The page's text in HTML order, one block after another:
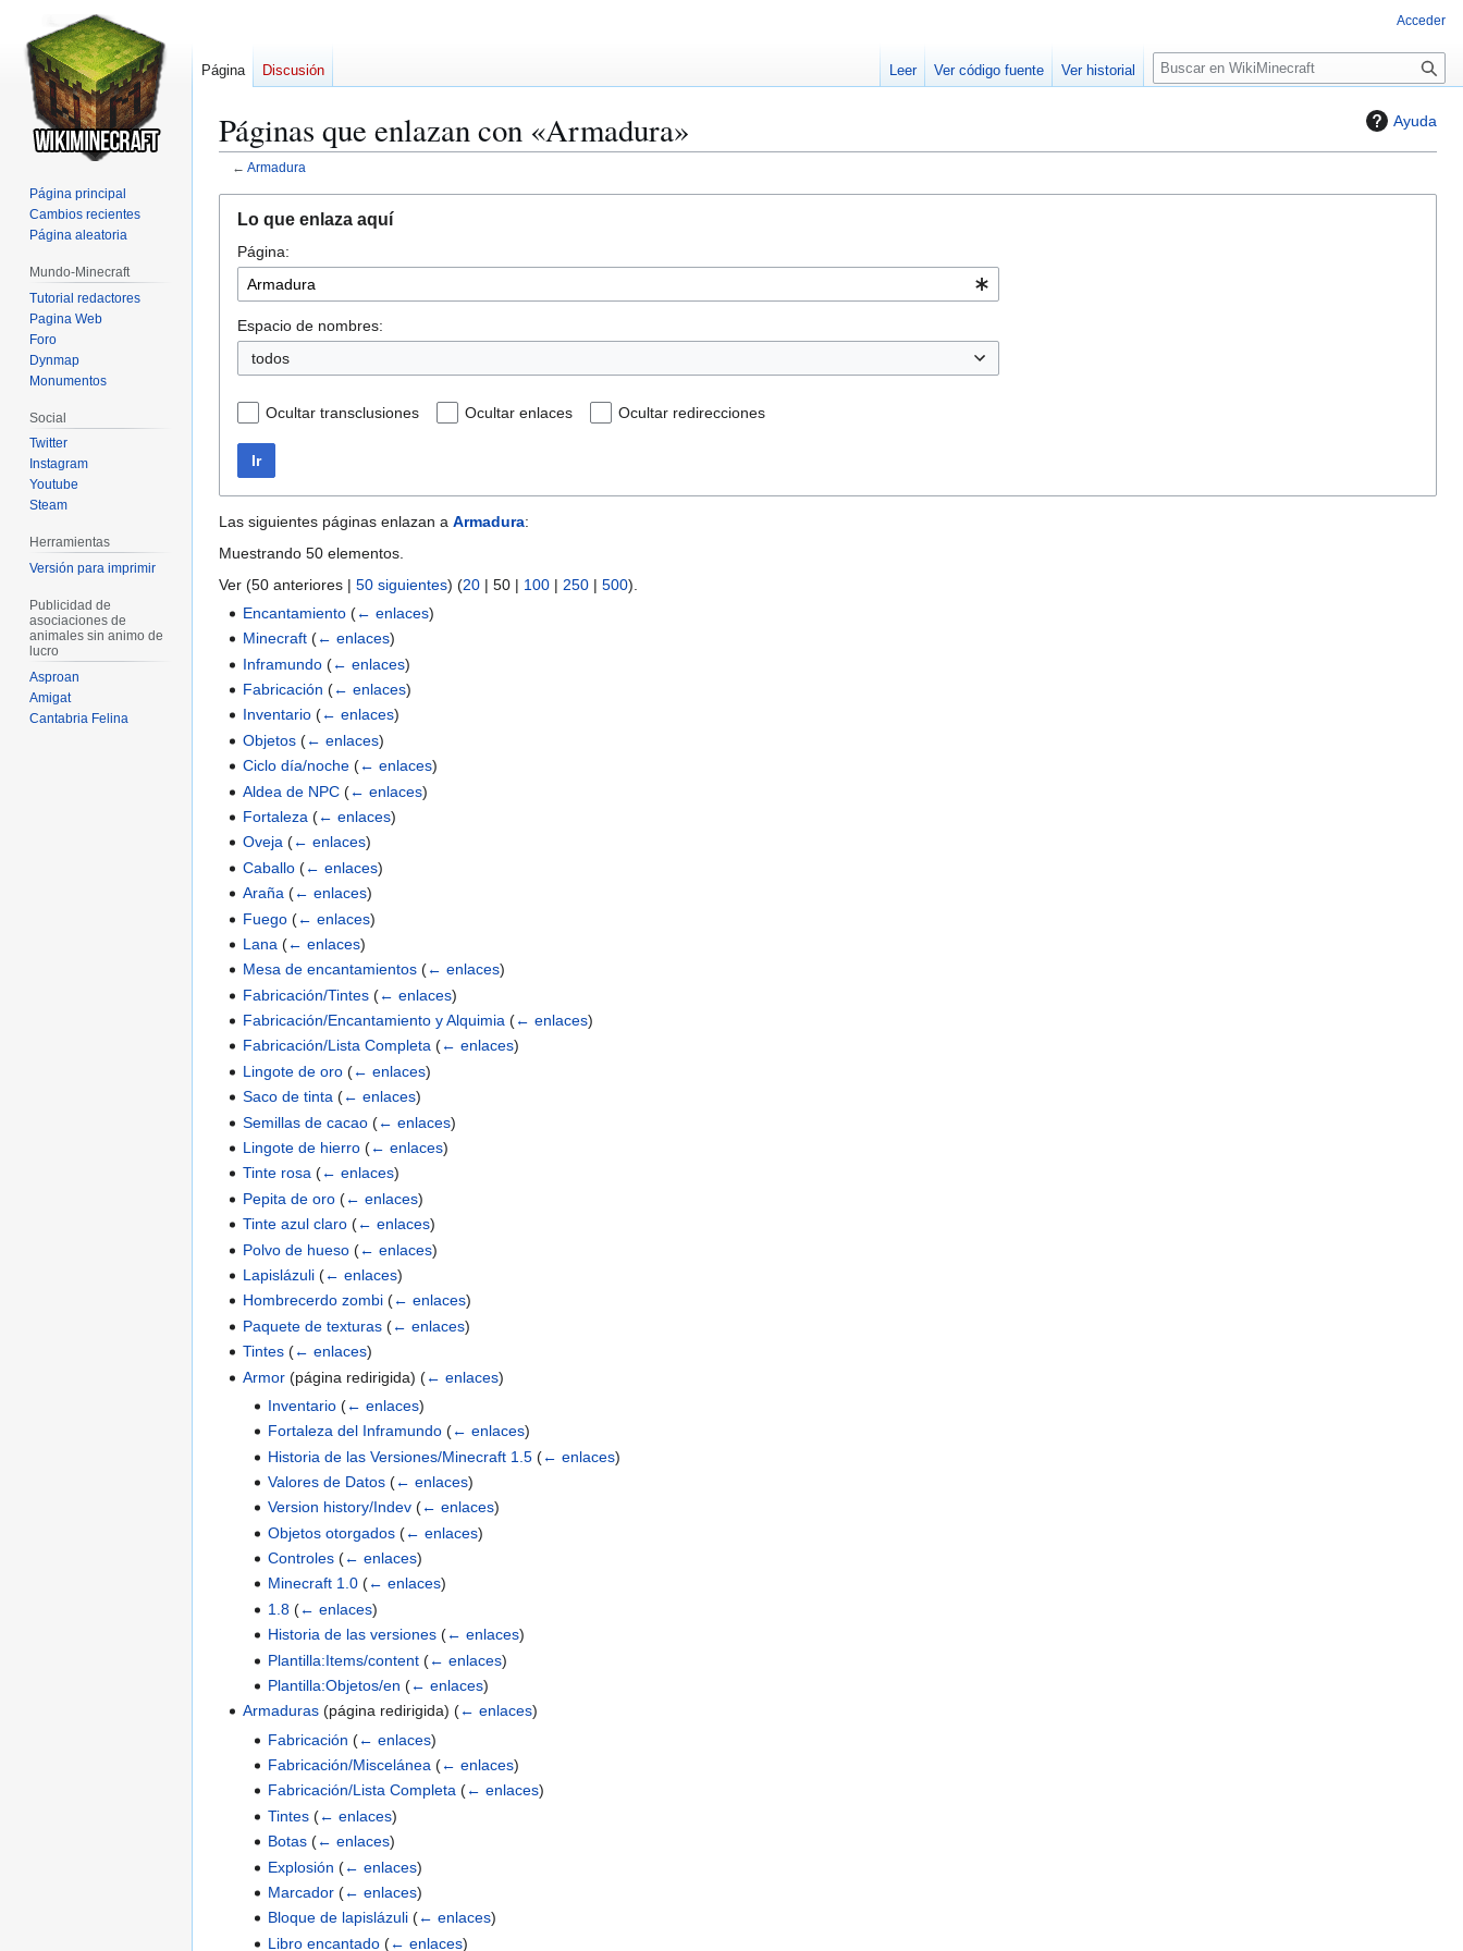
Ayuda
Páginas que enlazan con «Armadura»
← Armadura
navegación
búsqueda
Lo que enlaza aquí
Página:
Espacio de nombres:
todos
Ocultar transclusiones Ocultar enlaces Ocultar redirecciones
Ir
Las siguientes páginas enlazan a Armadura:
Muestrando 50 elementos.
Ver (50 anteriores | 50 siguientes) (20 | 50 | 100 | 250 | 500).
Encantamiento (← enlaces)
Minecraft (← enlaces)
Inframundo (← enlaces)
Fabricación (← enlaces)
Inventario (← enlaces)
Objetos (← enlaces)
Ciclo día/noche (← enlaces)
Aldea de NPC (← enlaces)
Fortaleza (← enlaces)
Oveja (← enlaces)
Caballo (← enlaces)
Araña (← enlaces)
Fuego (← enlaces)
Lana (← enlaces)
Mesa de encantamientos (← enlaces)
Fabricación/Tintes (← enlaces)
Fabricación/Encantamiento y Alquimia (← enlaces)
Fabricación/Lista Completa (← enlaces)
Lingote de oro (← enlaces)
Saco de tinta (← enlaces)
Semillas de cacao (← enlaces)
Lingote de hierro (← enlaces)
Tinte rosa (← enlaces)
Pepita de oro (← enlaces)
Tinte azul claro (← enlaces)
Polvo de hueso (← enlaces)
Lapislázuli (← enlaces)
Hombrecerdo zombi (← enlaces)
Paquete de texturas (← enlaces)
Tintes (← enlaces)
Armor (página redirigida)(← enlaces)
Inventario (← enlaces)
Fortaleza del Inframundo (← enlaces)
Historia de las Versiones/Minecraft 1.5 (← enlaces)
Valores de Datos (← enlaces)
Version history/Indev (← enlaces)
Objetos otorgados (← enlaces)
Controles (← enlaces)
Minecraft 1.0 (← enlaces)
1.8 (← enlaces)
Historia de las versiones (← enlaces)
Plantilla:Items/content (← enlaces)
Plantilla:Objetos/en (← enlaces)
Armaduras (página redirigida)(← enlaces)
Fabricación (← enlaces)
Fabricación/Miscelánea (← enlaces)
Fabricación/Lista Completa (← enlaces)
Tintes (← enlaces)
Botas (← enlaces)
Explosión (← enlaces)
Marcador (← enlaces)
Bloque de lapislázuli (← enlaces)
Libro encantado (← enlaces)
Acceder
Página Discusión Leer Ver código fuente Ver historial
B
u
a
Página principal
Cambios recientes
Página aleatoria
Mundo-Minecraft
Tutorial redactores
Pagina Web
Foro
Dynmap
Monumentos
Social
Twitter
Instagram
Youtube
Steam
Herramientas
Versión para imprimir
Publicidad de
asociaciones de
animales sin animo de
lucro
Asproan
Amigat
Cantabria Felina